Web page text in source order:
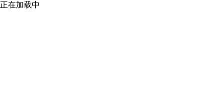
正在加载中